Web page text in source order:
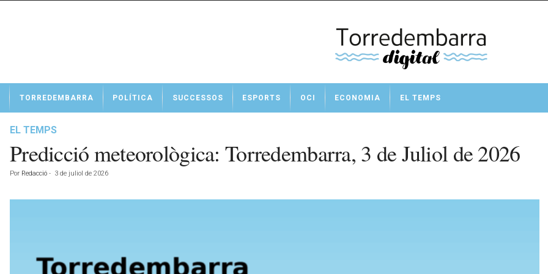
t
TORREDEMBARRA POLÍTICA SUCCESSOS ESPORTS OCI ECONOMIA EL TEMPS
EL TEMPS
Predicció meteorològica: Torredembarra, 3 de Juliol de 2026
Por Redacció - 3 de juliol de 2026